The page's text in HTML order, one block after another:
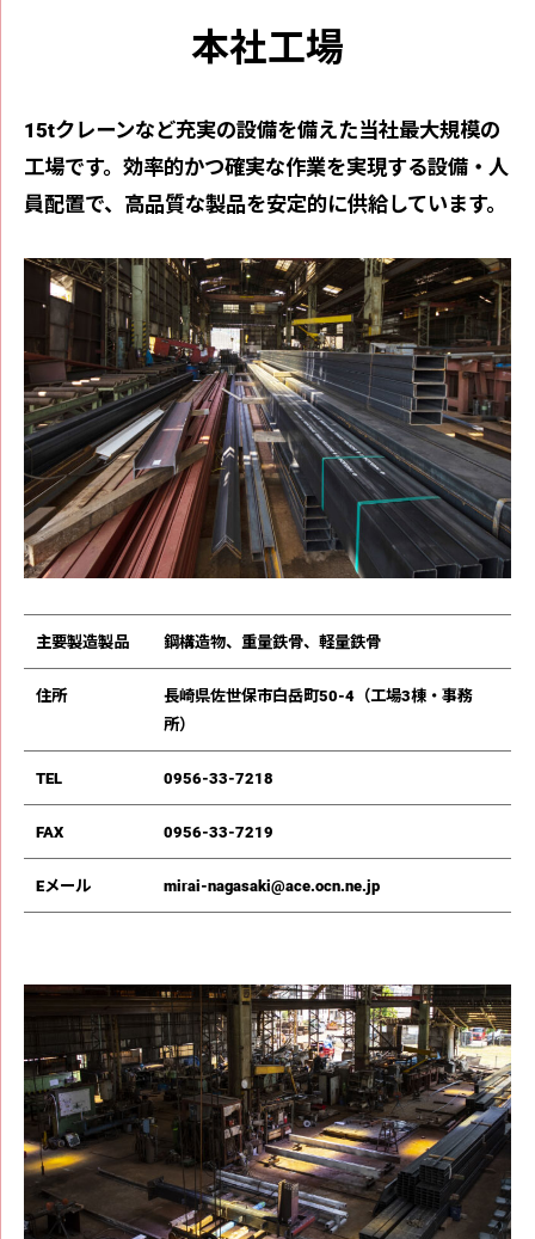
本社⼯場
15tクレーンなど充実の設備を備えた当社最⼤規模の
⼯場です。効率的かつ確実な作業を実現する設備・⼈
員配置で、⾼品質な製品を安定的に供給しています。
主要製造製品 鋼構造物、重量鉄⾻、軽量鉄⾻
住所
⻑崎県佐世保市⽩岳町50-4（⼯場3棟・事務
所）
TEL 0956-33-7218
FAX 0956-33-7219
Eメール mirai-nagasaki@ace.ocn.ne.jp